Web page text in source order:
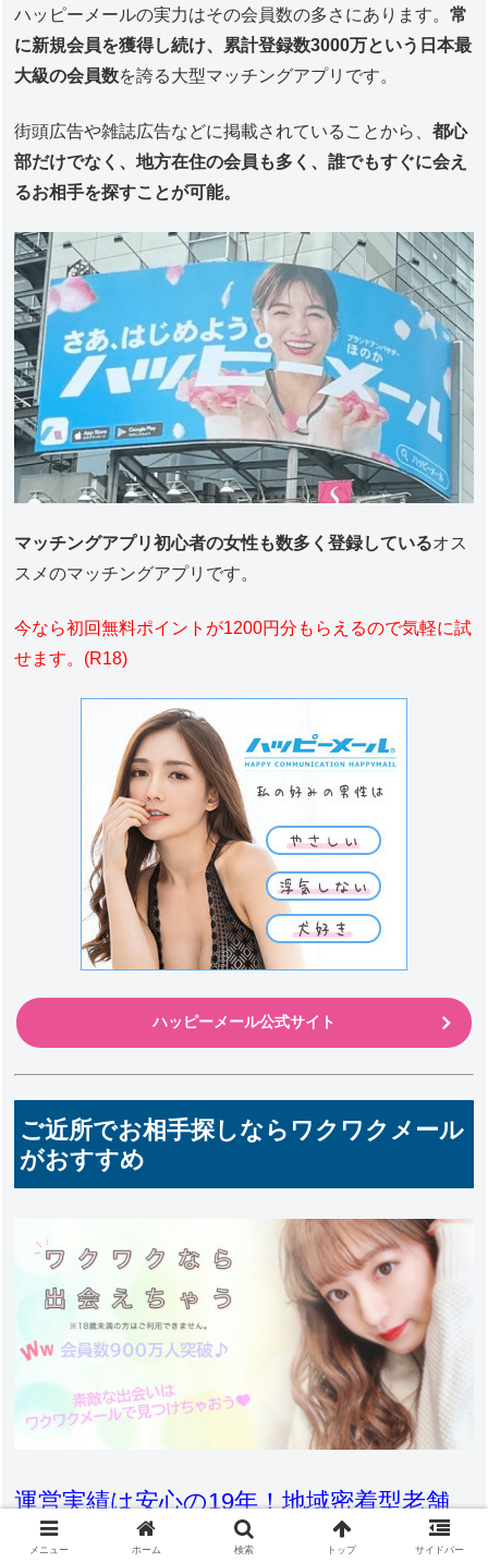
ハッピーメールの実力はその会員数の多さにあります。常
に新規会員を獲得し続け、累計登録数3000万という日本最
大級の会員数を誇る大型マッチングアプリです。
街頭広告や雑誌広告などに掲載されていることから、都心
部だけでなく、地方在住の会員も多く、誰でもすぐに会え
るお相手を探すことが可能。
マッチングアプリ初心者の女性も数多く登録しているオス
スメのマッチングアプリです。
今なら初回無料ポイントが1200円分もらえるので気軽に試
せます。(R18)
ハッピーメール公式サイト
ご近所でお相手探しならワクワクメール
がおすすめ
運営実績は安心の19年！地域密着型老舗
サイト
メニュー ホーム 検索 トップ サイドバー